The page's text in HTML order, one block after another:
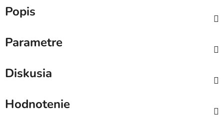
Popis
Parametre
Diskusia
Hodnotenie